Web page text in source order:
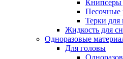
Книпсеры
Песочные
Терки для
Жидкость для
Одноразовые
Для головы